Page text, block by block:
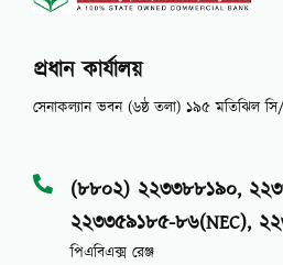
প্রধান কার্যালয়
সেনাকল্যান ভবন (৬ষ্ঠ তলা) ১৯৫ মতিঝিল
(৮৮০২) ২২৩৩৮৮১৯০,
২২৩৩৫৯১৮৫-৮৬(NEC),
পিএবিএক্স রেঞ্জ